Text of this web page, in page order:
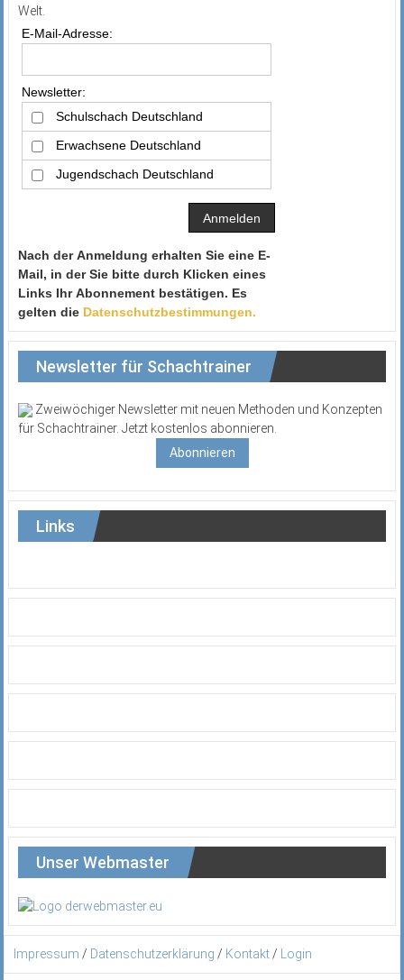
Welt.
E-Mail-Adresse:
Newsletter:
Schulschach Deutschland
Erwachsene Deutschland
Jugendschach Deutschland
Nach der Anmeldung erhalten Sie eine E-
Mail, in der Sie bitte durch Klicken eines
Links Ihr Abonnement bestätigen. Es
gelten die Datenschutzbestimmungen.
Newsletter für Schachtrainer
Zweiwöchiger Newsletter mit neuen Methoden und Konzepten
für Schachtrainer. Jetzt kostenlos abonnieren.
Abonnieren
Links
Unser Webmaster
Impressum / Datenschutzerklärung / Kontakt / Login